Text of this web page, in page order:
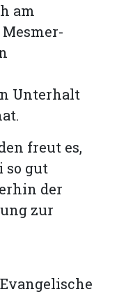
am
Unterhalt
freut es,
so gut
der
zur